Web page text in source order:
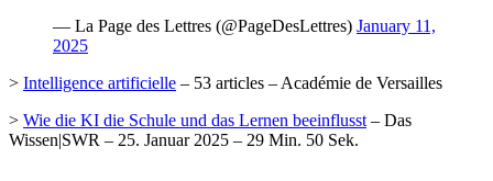
— La Page des Lettres (@PageDesLettres) January 11,
2025
> Intelligence artificielle – 53 articles – Académie de Versailles
> Wie die KI die Schule und das Lernen beeinflusst– Das
Wissen|SWR – 25. Januar 2025 – 29 Min. 50 Sek.